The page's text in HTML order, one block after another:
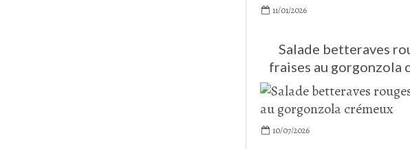
11/01/2026
Salade betteraves
fraises au gorgonzola
10/07/2026